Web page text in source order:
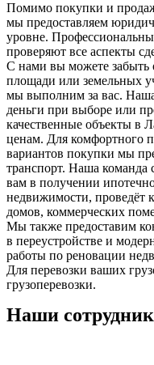
Помимо покупки и
мы предоставляем
уровне.
проверяют все аспекты
С нами вы можете забыть
площади или земельных
мы выполним за вас.
деньги при выборе или
качественные объекты в
ценам. Для комфортного
вариантов покупки мы
транспорт. Наша команда
вам в получении
недвижимости, проведёт
домов, коммерческих
Мы также предоставим
в переустройстве и
работы по реновации
Для перевозки ваших
грузоперевозки.
Наши